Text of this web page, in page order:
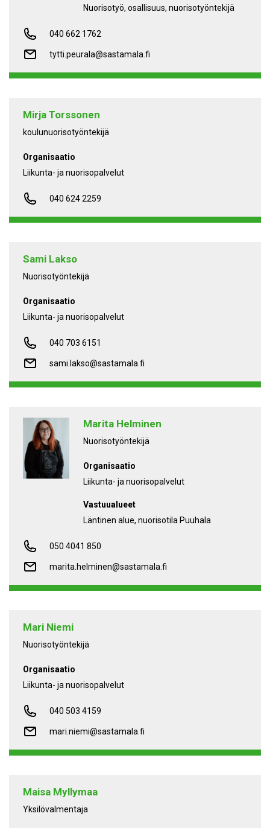
nuorisotyö, osallisuus, nuorisotyöntekijä
040 662 1762
tytti.peurala@sastamala.fi
Mirja Torssonen
koulunuorisotyöntekijä
Organisaatio
Liikunta- ja nuorisopalvelut
040 624 2259
Sami Lakso
Nuorisotyöntekijä
Organisaatio
Liikunta- ja nuorisopalvelut
040 703 6151
sami.lakso@sastamala.fi
Marita Helminen
Nuorisotyöntekijä
Organisaatio
Liikunta- ja nuorisopalvelut
Vastuualueet
Läntinen alue, nuorisotila Puuhala
050 4041 850
marita.helminen@sastamala.fi
Mari Niemi
Nuorisotyöntekijä
Organisaatio
Liikunta- ja nuorisopalvelut
040 503 4159
mari.niemi@sastamala.fi
Maisa Myllymaa
Yksilövalmentaja